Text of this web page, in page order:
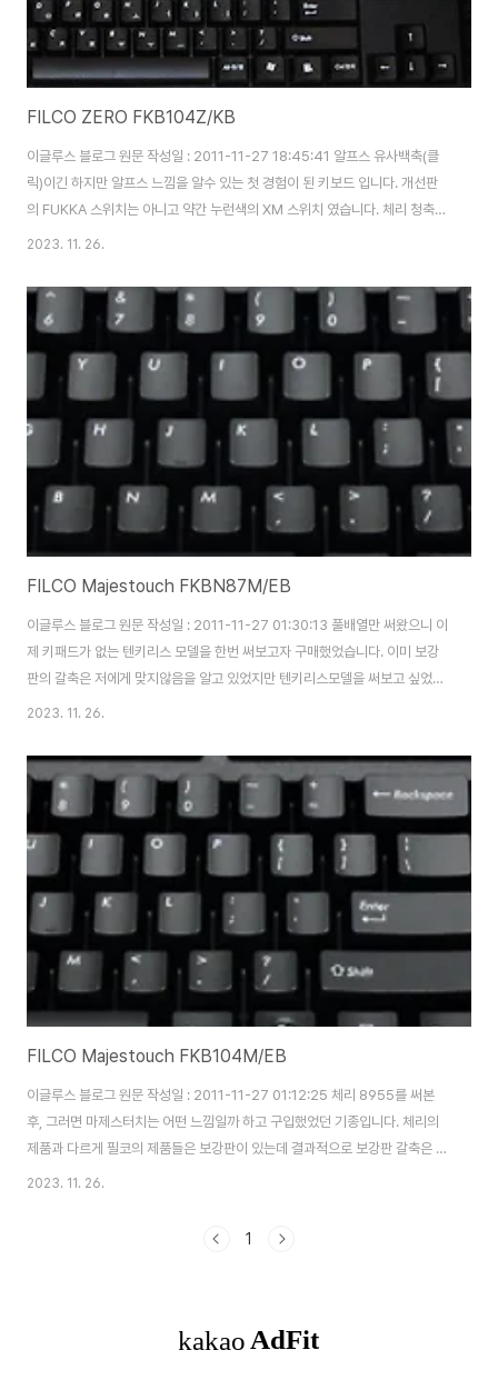
FILCO ZERO FKB104Z/KB
이글루스 블로그 원문 작성일 : 2011-11-27 18:45:41 알프스 유사백축(클
릭)이긴 하지만 알프스 느낌을 알수 있는 첫 경험이 된 키보드 입니다. 개선판
의 FUKKA 스위치는 아니고 약간 누런색의 XM 스위치 였습니다. 체리 청축과
는 또 다른 느낌이 있으며 소리가 엄청 크고 한번의 걸리는구간을 지나면 그 후
각보다 높아서 조금 힘든 느낌도 있었습니다.
2023. 11. 26.
FILCO Majestouch FKBN87M/EB
이글루스 블로그 원문 작성일 : 2011-11-27 01:30:13 풀배열만 써왔으니 이
제 키패드가 없는 텐키리스 모델을 한번 써보고자 구매했었습니다. 이미 보강
판의 갈축은 저에게 맞지않음을 알고 있었지만 텐키리스모델을 써보고 싶었고
혹시나 ABS재질의 높은 키캡때문은 아닐까 하고 체리 이색사출키캡을 끼워서
단단한 때문에 손에 맞지않았습니다. 텐키리스 모델을 쓰면서 느낀것은 마우스
를 쓰기 위해 팔을 크게 벌리지 않아도 되고 자세가 편해져서 좋았습니다. 이 때
이후로 텐키리스 키보드를 선호하게 되었습니다.
2023. 11. 26.
FILCO Majestouch FKB104M/EB
이글루스 블로그 원문 작성일 : 2011-11-27 01:12:25 체리 8955를 써본
후, 그러면 마제스터치는 어떤 느낌일까 하고 구입했었던 기종입니다. 체리의
제품과 다르게 필코의 제품들은 보강판이 있는데 결과적으로 보강판 갈축은 저
와 맞지 않았습니다. 키를 끝까지 그리고 세게 누르는 파워타이퍼라 보강판의
2023. 11. 26.
1